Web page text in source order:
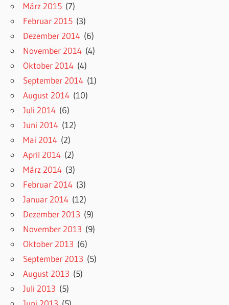
März 2015 (7)
Februar 2015 (3)
Dezember 2014 (6)
November 2014 (4)
Oktober 2014 (4)
September 2014 (1)
August 2014 (10)
Juli 2014 (6)
Juni 2014 (12)
Mai 2014 (2)
April 2014 (2)
März 2014 (3)
Februar 2014 (3)
Januar 2014 (12)
Dezember 2013 (9)
November 2013 (9)
Oktober 2013 (6)
September 2013 (5)
August 2013 (5)
Juli 2013 (5)